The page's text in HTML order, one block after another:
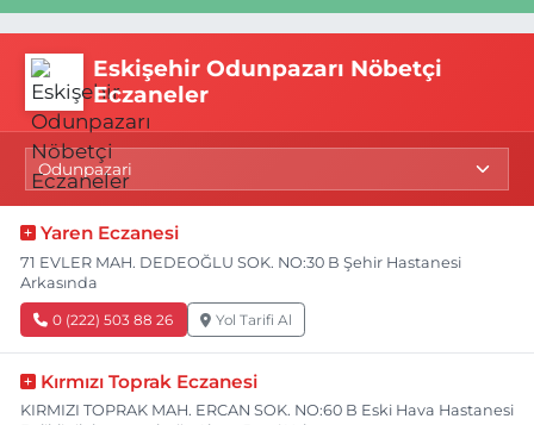
Eskişehir Odunpazarı Nöbetçi
Eczaneler
Yaren Eczanesi
71 EVLER MAH. DEDEOĞLU SOK. NO:30 B Şehir Hastanesi
Arkasında
0 (222) 503 88 26 Yol Tarifi Al
Kırmızı Toprak Eczanesi
KIRMIZI TOPRAK MAH. ERCAN SOK. NO:60 B Eski Hava Hastanesi